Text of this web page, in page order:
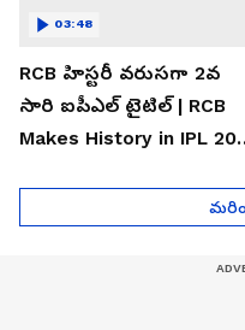
RCB హిస్టరీ వరుసగా 2వ
సారి ఐపీఎల్ టైటిల్ | RCB
Makes History in IPL
03:48